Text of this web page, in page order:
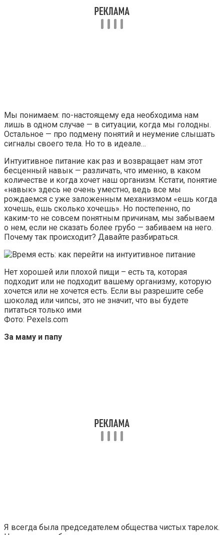
Мы понимаем: по-­­настоящему еда необходима нам
лишь в одном случае — в ситуации, когда мы голодны.
Остальное — про подмену понятий и неумение слышать
сигналы своего тела. Но то в идеале…
Интуитивное питание как раз и возвращает нам этот
бесценный навык — различать, что именно, в каком
количестве и когда хочет наш организм. Кстати, понятие
«навык» здесь не очень уместно, ведь все мы
рождаемся с уже заложенным механизмом «ешь когда
хочешь, ешь сколько хочешь». Но постепенно, по
каким-­­то не совсем понятным причинам, мы забываем
о нем, если не сказать более грубо — забиваем на него.
Почему так происходит? Давайте разбираться.
Нет хорошей или плохой пищи – есть та, которая
подходит или не подходит вашему организму, которую
хочется или не хочется есть. Если вы разрешите себе
шоколад или чипсы, это не значит, что вы будете
питаться только ими
Фото: Pexels.com
За маму и папу
Я всегда была председателем общества чистых тарелок.